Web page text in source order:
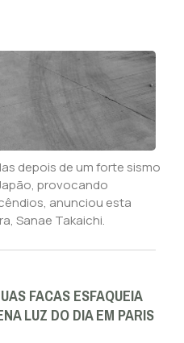
depois de um forte sismo
provocando
anunciou esta
Sanae Takaichi.
FACAS ESFAQUEIA
LUZ DO DIA EM PARIS